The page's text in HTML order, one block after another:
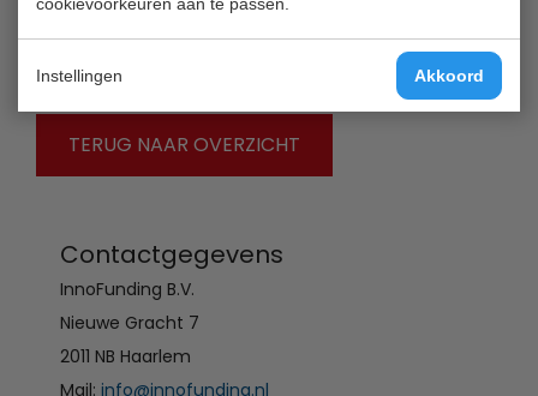
Instellingen Akkoord
Quality validation date:
2012-09-05
TERUG NAAR OVERZICHT
Contactgegevens
InnoFunding B.V.
Nieuwe Gracht 7
2011 NB Haarlem
Mail: info@innofunding.nl